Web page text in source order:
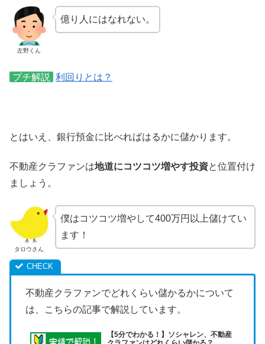
左野くん
億り人にはなれない。
プチ解説 利回りとは？
とはいえ、銀行預金に比べればはるかに儲かります。
不動産クラファンは地道にコツコツ増やす投資と位置付け
ましょう。
タロウさん
僕はコツコツ増やして400万円以上儲けてい
ます！
不動産クラファンでどれくらい儲かるかについて
は、こちらの記事で解説しています。
【5分でわかる！】ソシャレン、不動産